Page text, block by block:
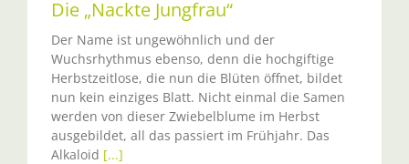
Die „Nackte Jungfrau“
Der Name ist ungewöhnlich und der
Wuchsrhythmus ebenso, denn die hochgiftige
Herbstzeitlose, die nun die Blüten öffnet, bildet
nun kein einziges Blatt. Nicht einmal die Samen
werden von dieser Zwiebelblume im Herbst
ausgebildet, all das passiert im Frühjahr. Das
Alkaloid [...]